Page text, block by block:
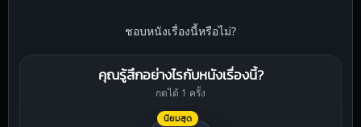
ชอบหนังเรื่องนี้หรือไม่?
คุณรู้สึกอย่างไรกับหนังเรื่องนี้?
กดได้ 1 ครั้ง
นิยมสุด